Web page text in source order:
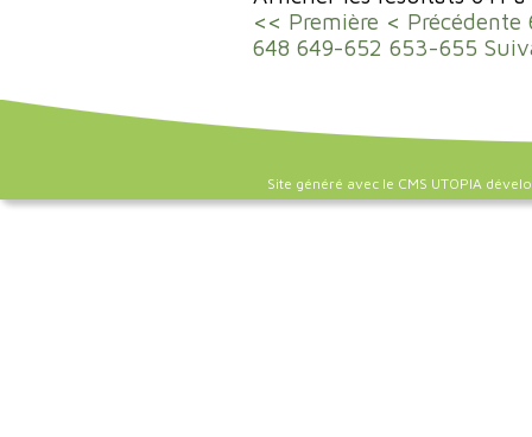
<< Première < Précédente
648 649-652 653-655
Site généré avec le CMS UTOPIA